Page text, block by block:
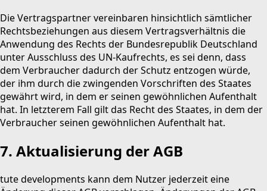
Die Vertragspartner vereinbaren hinsichtlich sämtlicher
Rechtsbeziehungen aus diesem Vertragsverhältnis die
Anwendung des Rechts der Bundesrepublik Deutschland
unter Ausschluss des UN-Kaufrechts, es sei denn, dass
dem Verbraucher dadurch der Schutz entzogen würde,
der ihm durch die zwingenden Vorschriften des Staates
gewährt wird, in dem er seinen gewöhnlichen Aufenthalt
hat. In letzterem Fall gilt das Recht des Staates, in dem der
Verbraucher seinen gewöhnlichen Aufenthalt hat.
7. Aktualisierung der AGB
tute developments kann dem Nutzer jederzeit eine